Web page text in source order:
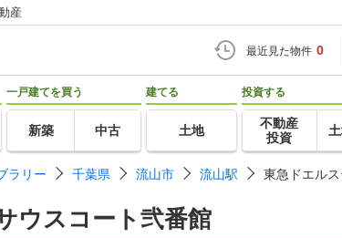
産
最近見た物件 0
一戸建てを買う
新築 中古
建てる
土地
投資する
不動産
投資
ラリー 千葉県 流山市 流山駅 東急ドエル
ウスコート弐番館